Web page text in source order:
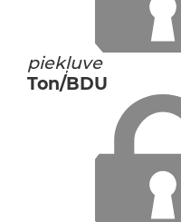
piekļuve
Ton/BDU